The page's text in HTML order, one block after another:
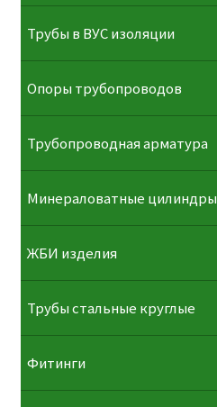
Трубы в ВУС изоляции
Опоры трубопроводов
Трубопроводная арматура
Минераловатные цилиндры
ЖБИ изделия
Трубы стальные круглые
Фитинги